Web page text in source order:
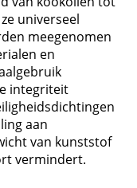
universeel
meegenomen
en
integriteit
aan
van kunststof
vermindert.